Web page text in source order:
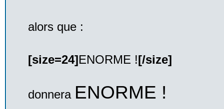
alors que :
[size=24]ENORME ![/size]
donnera ENORME !